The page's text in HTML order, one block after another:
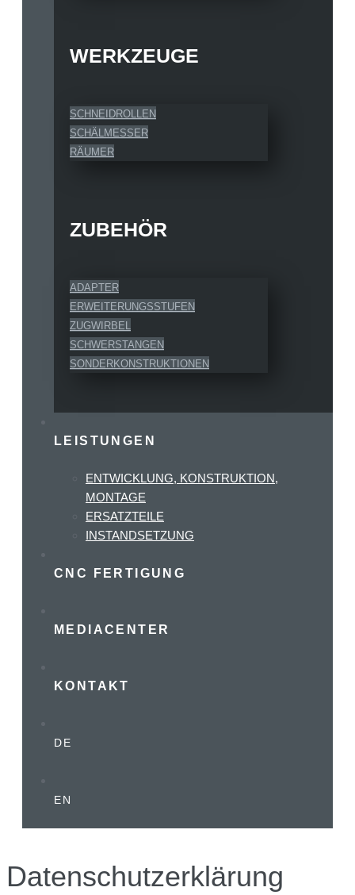
WERKZEUGE
SCHNEIDROLLEN
SCHÄLMESSER
RÄUMER
ZUBEHÖR
ADAPTER
ERWEITERUNGSSTUFEN
ZUGWIRBEL
SCHWERSTANGEN
SONDERKONSTRUKTIONEN
LEISTUNGEN
ENTWICKLUNG, KONSTRUKTION,
MONTAGE
ERSATZTEILE
INSTANDSETZUNG
CNC FERTIGUNG
MEDIACENTER
KONTAKT
DE
EN
Datenschutzerklärung